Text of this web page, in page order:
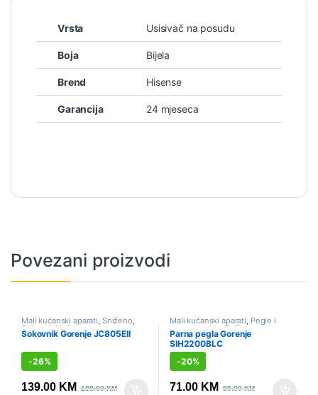
Vrsta Usisivač na posudu
Boja Bijela
Brend Hisense
Garancija 24 mjeseca
Povezani proizvodi
Mali kućanski aparati, Sniženo,
Sokovnici i citrusete
Sokovnik Gorenje JC805EII
-26%
139.00 KM 189.00KM
Mali kućanski aparati, Pegle i
parne stanice ,Sniženo
Parna pegla Gorenje
SIH2200BLC
-20%
71.00 KM 89.00KM